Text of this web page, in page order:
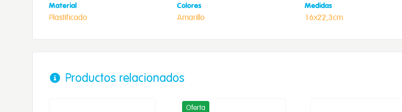
Material
Plastificado
Colores
Amarillo
Medidas
16x22,3cm
Productos relacionados
Oferta